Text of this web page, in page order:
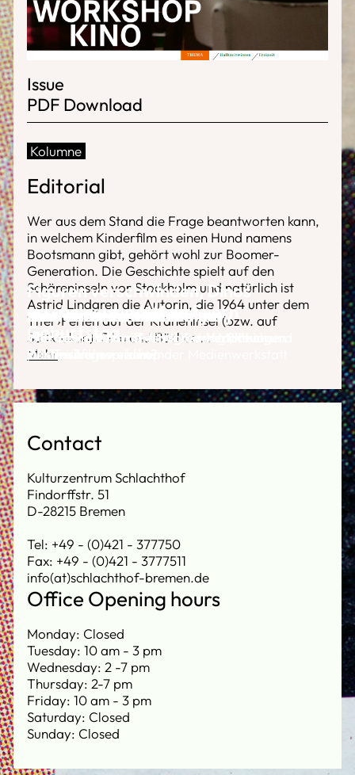
Issue
PDF Download
Kolumne
Editorial
Wer aus dem Stand die Frage beantworten kann,
in welchem Kinderfilm es einen Hund namens
Bootsmann gibt, gehört wohl zur Boomer-
Generation. Die Geschichte spielt auf den
Schäreninseln vor Stockholm und natürlich ist
Astrid Lindgren die Autorin, die 1964 unter dem
Titel ›Ferien auf der Kräheninsel (bzw. auf
Saltkrokan)‹ Film und Bücher ...
Mehr
Ein Festival mit Kinderjury
Interview mit dem Festivalleiter Matthias
Wallraven gesprochen
Kinder an die Macht
Was lässt die Astrid-Lindgren-Verfilmungen
zu Klassikern werden?
Vier aktuelle Kinderfilme
Das Genre Kinderfilm ist lebendig wie eh und
je
Narrenfreiheit für Kinder
Wie iranische Kinderfilme die europäischen
Filmfestivals eroberten
Figuren verschwinden, Dinos
erscheinen und Wale feiern
Geburtstag
Der Trickfilmworkshop der Medienwerkstatt
Contact
Kulturzentrum Schlachthof
Findorffstr. 51
D-28215 Bremen
Tel: +49 - (0)421 - 377750
Fax: +49 - (0)421 - 3777511
info(at)schlachthof-bremen.de
Office Opening hours
Monday: Closed
Tuesday: 10 am - 3 pm
Wednesday: 2 -7 pm
Thursday: 2-7 pm
Friday: 10 am - 3 pm
Saturday: Closed
Sunday: Closed